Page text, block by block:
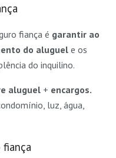
fiança é garantir ao
do aluguel e os
do inquilino.
aluguel + encargos.
luz, água,
fiança